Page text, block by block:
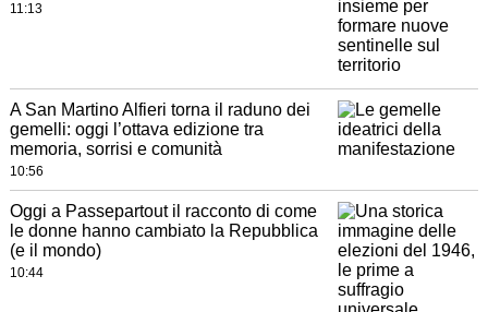
11:13
A San Martino Alfieri torna il raduno dei
gemelli: oggi l’ottava edizione tra
memoria, sorrisi e comunità
10:56
Oggi a Passepartout il racconto di come
le donne hanno cambiato la Repubblica
(e il mondo)
10:44